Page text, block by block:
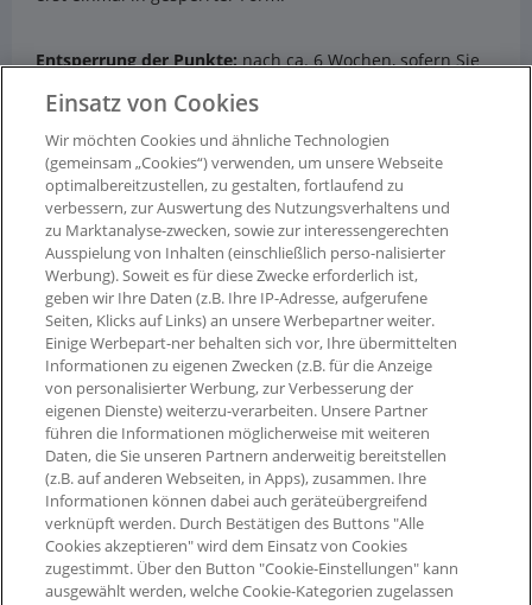
Entsperrung der Punkte:nach ca. 6 Wochen, sofern Sie
Ausgenommen von der Bepunktung sind:
- Stornierte Bestellungen
- Bücher und Zeitschriften
Einsatz von Cookies
Wir möchten Cookies und ähnliche Technologien
(gemeinsam „Cookies“) verwenden, um unsere Webseite
optimalbereitzustellen, zu gestalten, fortlaufend zu
verbessern, zur Auswertung des Nutzungsverhaltens und
zu Marktanalyse-zwecken, sowie zur interessengerechten
Ausspielung von Inhalten (einschließlich perso-nalisierter
Werbung). Soweit es für diese Zwecke erforderlich ist,
geben wir Ihre Daten (z.B. Ihre IP-Adresse, aufgerufene
Seiten, Klicks auf Links) an unsere Werbepartner weiter.
Einige Werbepart-ner behalten sich vor, Ihre übermittelten
Informationen zu eigenen Zwecken (z.B. für die Anzeige
von personalisierter Werbung, zur Verbesserung der
eigenen Dienste) weiterzu-verarbeiten. Unsere Partner
führen die Informationen möglicherweise mit weiteren
Daten, die Sie unseren Partnern anderweitig bereitstellen
(z.B. auf anderen Webseiten, in Apps), zusammen. Ihre
Informationen können dabei auch geräteübergreifend
verknüpft werden. Durch Bestätigen des Buttons "Alle
Cookies akzeptieren" wird dem Einsatz von Cookies
zugestimmt. Über den Button "Cookie-Einstellungen" kann
ausgewählt werden, welche Cookie-Kategorien zugelassen